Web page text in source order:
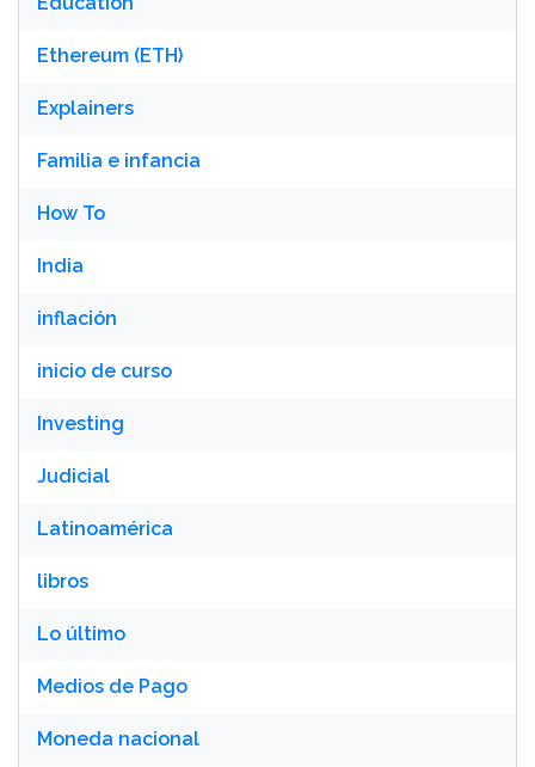
Ethereum (ETH)
Explainers
Familia e infancia
How To
India
inflación
inicio de curso
Investing
Judicial
Latinoamérica
libros
Lo último
Medios de Pago
Moneda nacional